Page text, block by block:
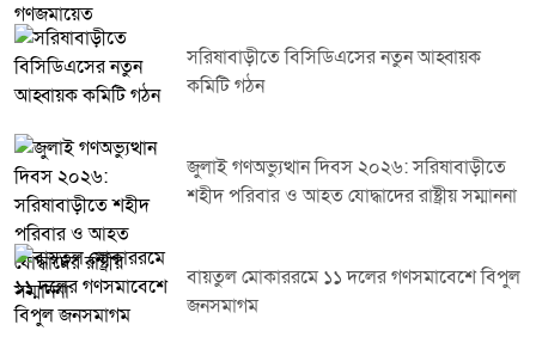
সরিষাবাড়ীতে বিসিডিএসের নতুন আহ্বায়ক
কমিটি গঠন
জুলাই গণঅভ্যুত্থান দিবস ২০২৬: সরিষাবাড়ীতে
শহীদ পরিবার ও আহত যোদ্ধাদের রাষ্ট্রীয় সম্মাননা
বায়তুল মোকাররমে ১১ দলের গণসমাবেশে বিপুল
জনসমাগম